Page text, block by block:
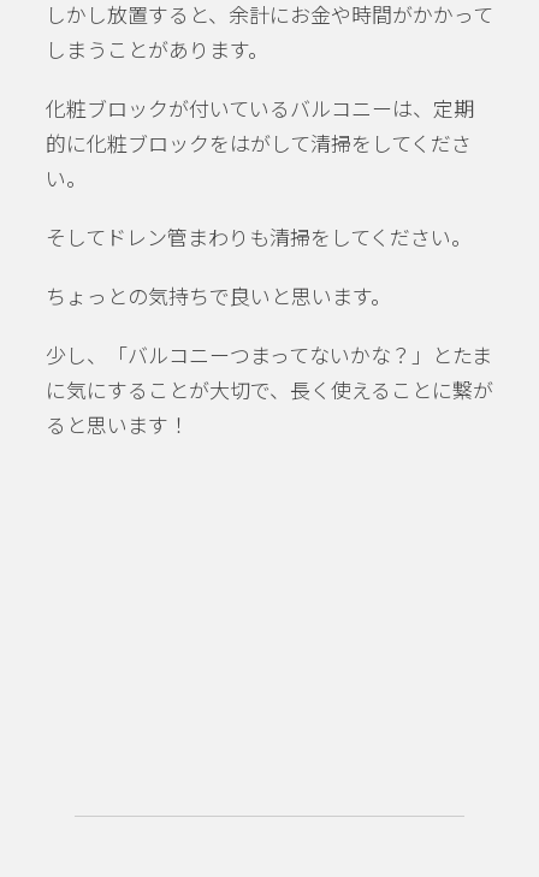
しかし放置すると、余計にお金や時間がかかって
しまうことがあります。
化粧ブロックが付いているバルコニーは、定期
的に化粧ブロックをはがして清掃をしてくださ
い。
そしてドレン管まわりも清掃をしてください。
ちょっとの気持ちで良いと思います。
少し、「バルコニーつまってないかな？」とたま
に気にすることが大切で、長く使えることに繋が
ると思います！